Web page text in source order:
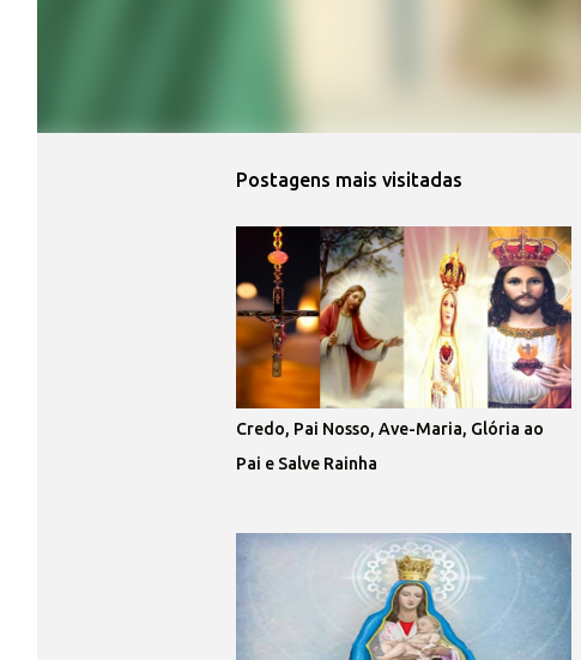
Postagens mais visitadas
Credo, Pai Nosso, Ave-Maria, Glória ao
Pai e Salve Rainha